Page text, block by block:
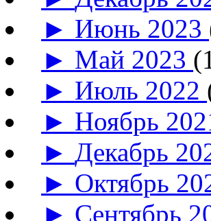
► Июнь 2023
► Май 2023
► Июль 2022
► Ноябрь
►Декабрь
► Октябрь
► Сентябрь